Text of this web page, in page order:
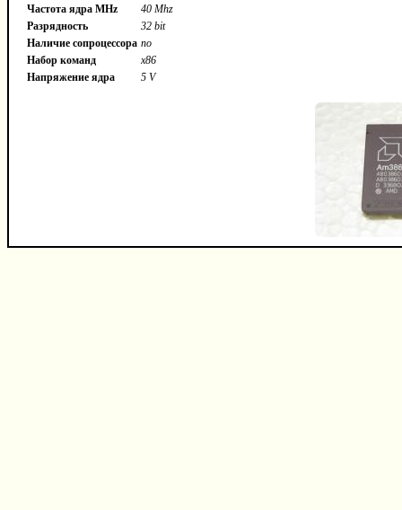
Частота ядра MHz
40 Mhz
Разрядность
32 bit
Наличие сопроцессора no
Набор команд
x86
Напряжение ядра
5 V